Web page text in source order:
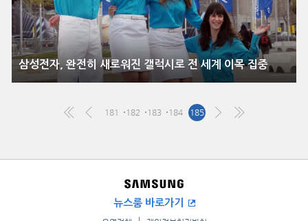
삼성전자, 완전히 새로워진 갤럭시로 전 세계 이목 집중
181 182 183 184 185
뉴스룸 바로가기